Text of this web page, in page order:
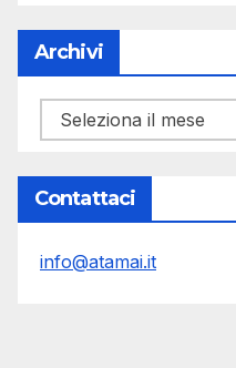
Archivi
Archivi
Contattaci
info@atamai.it